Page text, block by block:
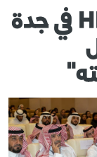
اختتام ملتقى HR2030 في جدة